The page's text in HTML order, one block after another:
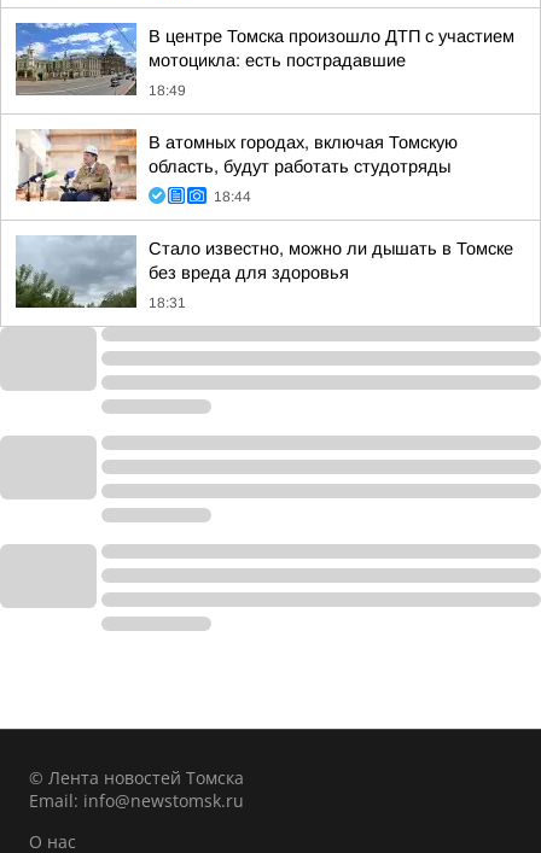
В центре Томска произошло ДТП с участием
мотоцикла: есть пострадавшие
18:49
В атомных городах, включая Томскую
область, будут работать студотряды
18:44
Стало известно, можно ли дышать в Томске
без вреда для здоровья
18:31
© Лента новостей Томска
Email: info@newstomsk.ru
О нас